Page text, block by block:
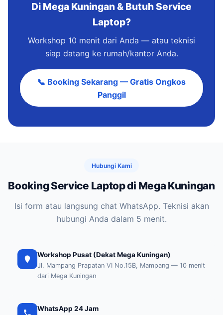
Di Mega Kuningan & Butuh Service
Laptop?
Workshop 10 menit dari Anda — atau teknisi
siap datang ke rumah/kantor Anda.
📞 Booking Sekarang — Gratis Ongkos
Panggil
Hubungi Kami
Booking Service Laptop di Mega Kuningan
Isi form atau langsung chat WhatsApp. Teknisi akan
hubungi Anda dalam 5 menit.
Workshop Pusat (Dekat Mega Kuningan)
Jl. Mampang Prapatan VI No.15B, Mampang — 10 menit
dari Mega Kuningan
WhatsApp 24 Jam